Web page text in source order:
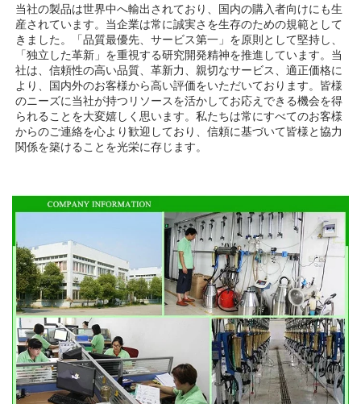
当社の製品は世界中へ輸出されており、国内の購入者向けにも生
産されています。当企業は常に誠実さを生存のための規範として
きました。「品質最優先、サービス第一」を原則として堅持し、
「独立した革新」を重視する研究開発精神を推進しています。当
社は、信頼性の高い品質、革新力、親切なサービス、適正価格に
より、国内外のお客様から高い評価をいただいております。皆様
のニーズに当社が持つリソースを活かしてお応えできる機会を得
られることを大変嬉しく思います。私たちは常にすべてのお客様
からのご連絡を心より歓迎しており、信頼に基づいて皆様と協力
関係を築けることを光栄に存じます。